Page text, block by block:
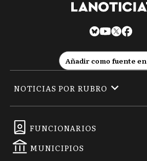
Añadir como fuente en
FUNCIONARIOS
MUNICIPIOS
NOTICIAS POR RUBRO